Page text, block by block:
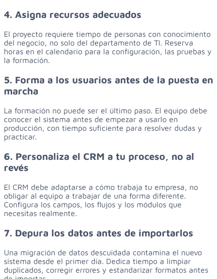
4. Asigna recursos adecuados
El proyecto requiere tiempo de personas con conocimiento
del negocio, no solo del departamento de TI. Reserva
horas en el calendario para la configuración, las pruebas y
la formación.
5. Forma a los usuarios antes de la puesta en
marcha
La formación no puede ser el último paso. El equipo debe
conocer el sistema antes de empezar a usarlo en
producción, con tiempo suficiente para resolver dudas y
practicar.
6. Personaliza el CRM a tu proceso, no al
revés
El CRM debe adaptarse a cómo trabaja tu empresa, no
obligar al equipo a trabajar de una forma diferente.
Configura los campos, los flujos y los módulos que
necesitas realmente.
7. Depura los datos antes de importarlos
Una migración de datos descuidada contamina el nuevo
sistema desde el primer día. Dedica tiempo a limpiar
duplicados, corregir errores y estandarizar formatos antes